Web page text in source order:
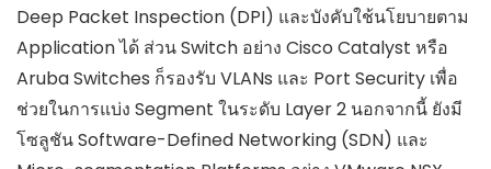
Deep Packet Inspection (DPI) และบังคับใช้นโยบายตาม
Application ได้ ส่วน Switch อย่าง Cisco Catalyst หรือ
Aruba Switches ก็รองรับ VLANs และ Port Security เพื่อ
ช่วยในการแบ่ง Segment ในระดับ Layer 2 นอกจากนี้ ยังมี
โซลูชัน Software-Defined Networking (SDN) และ